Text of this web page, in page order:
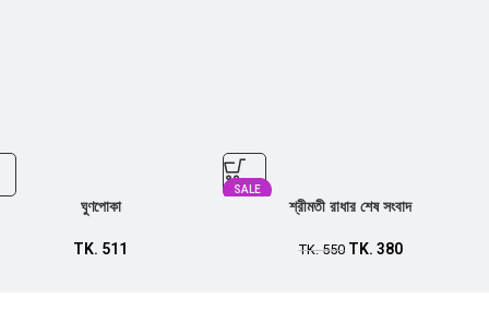
ঘুণপোকা
TK. 511
SALE
শ্রীমতী রাধার শেষ সংবাদ
TK.550 TK. 380